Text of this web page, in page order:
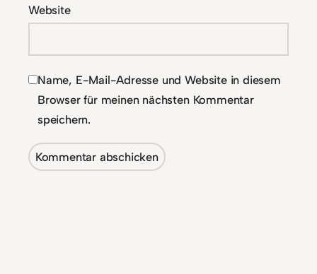
Website
Name, E-Mail-Adresse und Website in diesem
Browser für meinen nächsten Kommentar
speichern.